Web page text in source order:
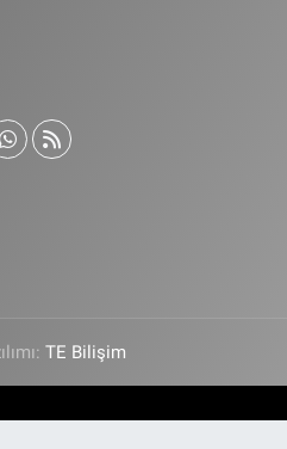
TE Bilişim